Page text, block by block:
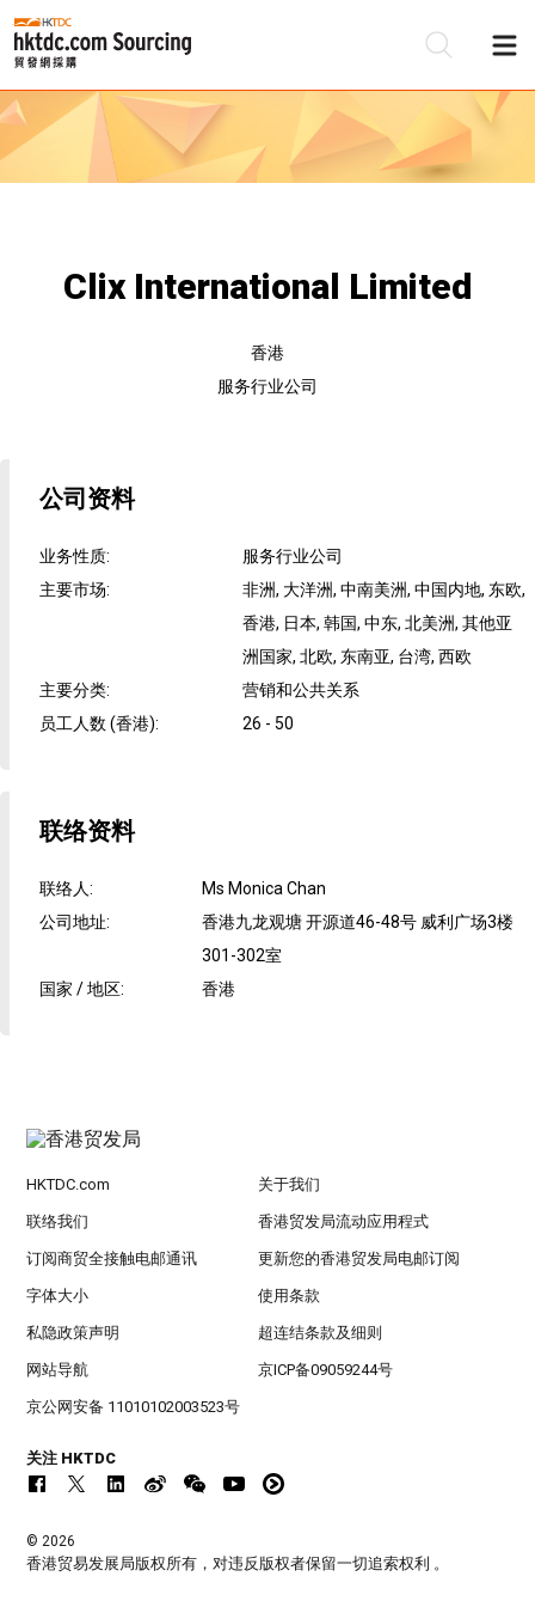
Clix International Limited
香港
服务行业公司
公司资料
业务性质:
服务行业公司
主要市场:
非洲, 大洋洲, 中南美洲, 中国内地, 东欧,
香港, 日本, 韩国, 中东, 北美洲, 其他亚
洲国家, 北欧, 东南亚, 台湾, 西欧
主要分类:
营销和公共关系
员工人数 (香港): 26 - 50
联络资料
联络人:
Ms Monica Chan
公司地址:
香港九龙观塘 开源道46-48号 威利广场3楼
301-302室
国家 / 地区: 香港
HKTDC.com 关于我们
联络我们 香港贸发局流动应用程式
订阅商贸全接触电邮通讯 更新您的香港贸发局电邮订阅
字体大小 使用条款
私隐政策声明 超连结条款及细则
网站导航 京ICP备09059244号
京公网安备 11010102003523号
关注 HKTDC
© 2026
香港贸易发展局版权所有，对违反版权者保留一切追索权利 。